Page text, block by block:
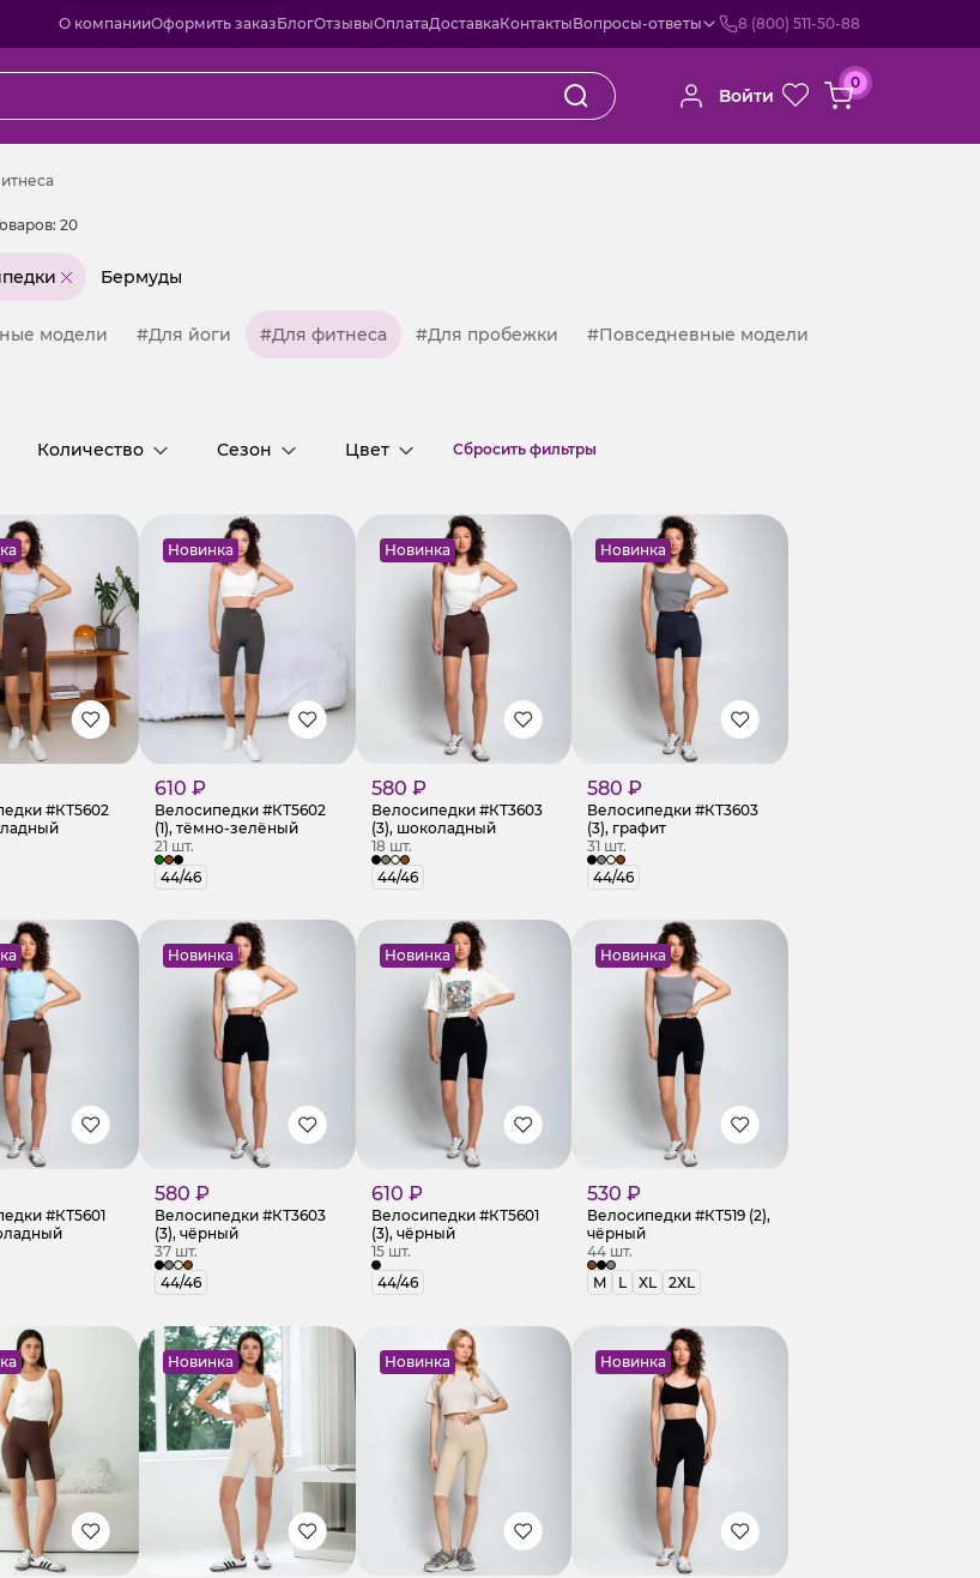
О компанииОформить заказБлогОтзывыОплатаДоставкаКонтактыВопросы-ответы 8 (800) 511-50-88
Войти
0
20
Бермуды
модели #Для йоги #Для фитнеса #Для пробежки #Повседневные модели
Количество Сезон Цвет Cбросить фильтры
#КТ5602
Новинка
610 ₽
Велосипедки #КТ5602
(1), тёмно-зелёный
21 шт.
44/46
Новинка
580 ₽
Велосипедки #КТ3603
(3), шоколадный
18 шт.
44/46
Новинка
580 ₽
Велосипедки #КТ3603
(3), графит
31 шт.
44/46
#КТ5601
Новинка
580 ₽
Велосипедки #КТ3603
(3), чёрный
37 шт.
44/46
Новинка
610 ₽
Велосипедки #КТ5601
(3), чёрный
15 шт.
44/46
Новинка
530 ₽
Велосипедки #КТ519 (2),
чёрный
44 шт.
M
L XL 2XL
Новинка Новинка Новинка